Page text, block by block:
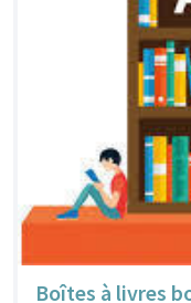
Boîtes à livres